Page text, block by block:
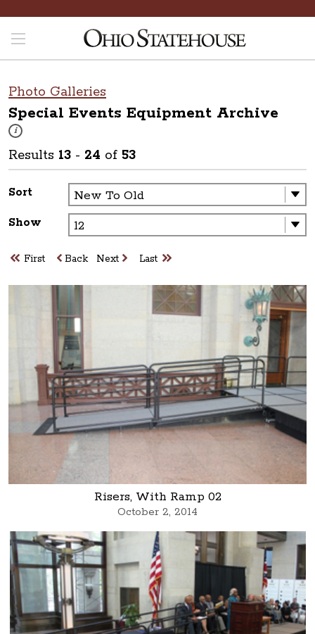
Photo Galleries
Special Events Equipment Archive
i
These photos are part of a photo archive. Please submit any
Results 13 - 24 of 53
Sort
Show
First Back Next Last
Risers, With Ramp 02
October 2, 2014